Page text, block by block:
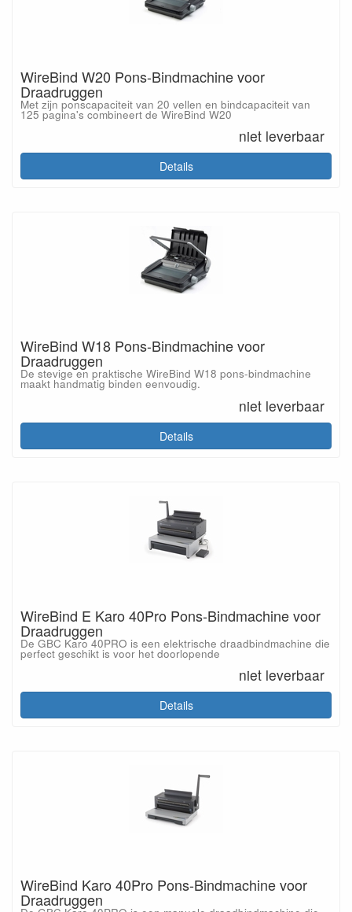
WireBind W20 Pons-Bindmachine voor
Draadruggen
Met zijn ponscapaciteit van 20 vellen en bindcapaciteit van
125 pagina's combineert de WireBind W20
niet leverbaar
Details
WireBind W18 Pons-Bindmachine voor
Draadruggen
De stevige en praktische WireBind W18 pons-bindmachine
maakt handmatig binden eenvoudig.
niet leverbaar
Details
WireBind E Karo 40Pro Pons-Bindmachine voor
Draadruggen
De GBC Karo 40PRO is een elektrische draadbindmachine die
perfect geschikt is voor het doorlopende
niet leverbaar
Details
WireBind Karo 40Pro Pons-Bindmachine voor
Draadruggen